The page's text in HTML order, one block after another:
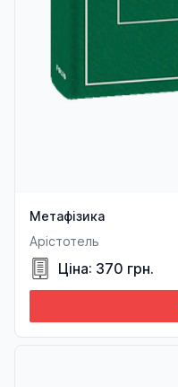
Метафізика
Арістотель
Ціна: 370 грн.